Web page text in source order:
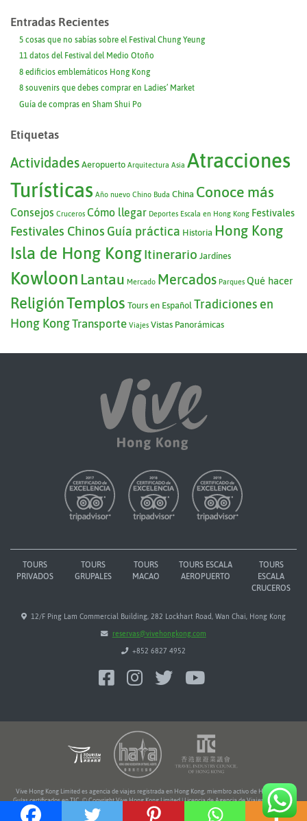
Entradas Recientes
5 cosas que no sabías sobre el Festival Chung Yeung
11 datos del Festival del Medio Otoño
8 edificios emblemáticos Hong Kong
8 souvenirs que debes comprar en Ladies’ Market
Guía de compras en Sham Shui Po
Etiquetas
Actividades Aeropuerto Arquitectura Asia Atracciones
Turísticas Año nuevo Chino Buda China Conoce más
Consejos Cruceros Cómo llegar Deportes Escala en Hong Kong Festivales
Festivales Chinos Guía práctica Historia Hong Kong
Isla de Hong KongItinerario Jardínes
Kowloon Lantau Mercado Mercados Parques Qué hacer
ReligiónTemplos Tours en Español Tradiciones en
Hong KongTransporte Viajes Vistas Panorámicas
TOURS
PRIVADOS
TOURS
GRUPALES
TOURS
MACAO
TOURS ESCALA
AEROPUERTO
TOURS
ESCALA
CRUCEROS
12/F Ping Lam Commercial Building, 282 Lockhart Road, Wan Chai, Hong Kong
reservas@vivehongkong.com
+852 6827 4952
Vive Hong Kong Limited es agencia de viajes registrada en Hong Kong, miembro activo de HATA y TIC.
Guías certificados en TIC. © Copyright Vive Hong Kong Limited | Licencia de Agencia de Viajes Nº 354216